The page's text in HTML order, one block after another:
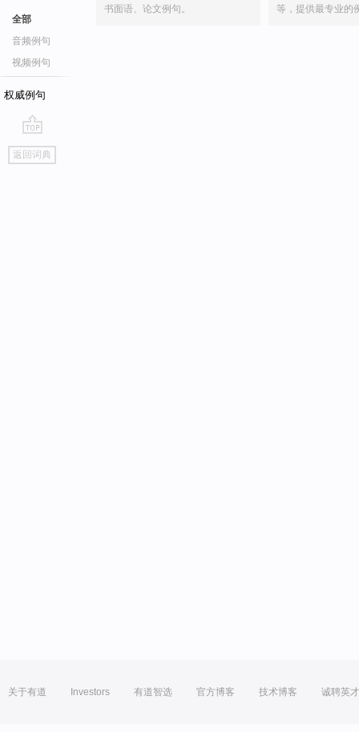
全部
音频例句
视频例句
权威例句
go
top
返回词典
书面语、论文例句。
等，提供最专业的
关于有道 Investors 有道智选 官方博客 技术博客 诚聘英才